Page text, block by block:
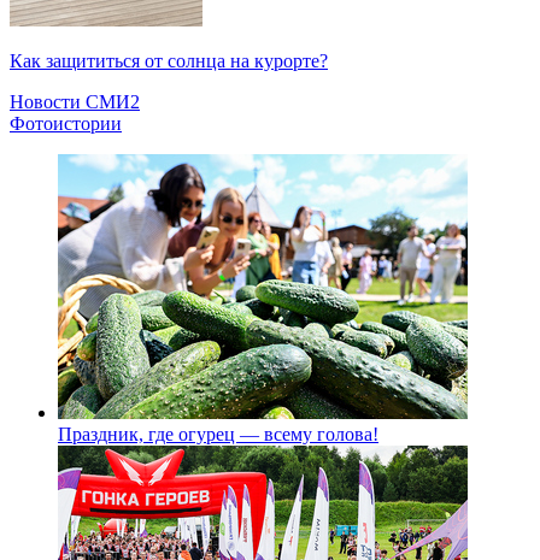
Как защититься от солнца на курорте?
Новости СМИ2
Фотоистории
Праздник, где огурец — всему голова!